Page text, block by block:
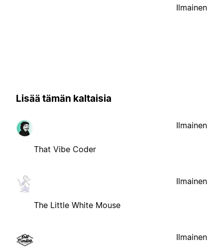
Ilmainen
Lisää tämän kaltaisia
That Vibe Coder
Ilmainen
The Little White Mouse
Ilmainen
Ilmainen